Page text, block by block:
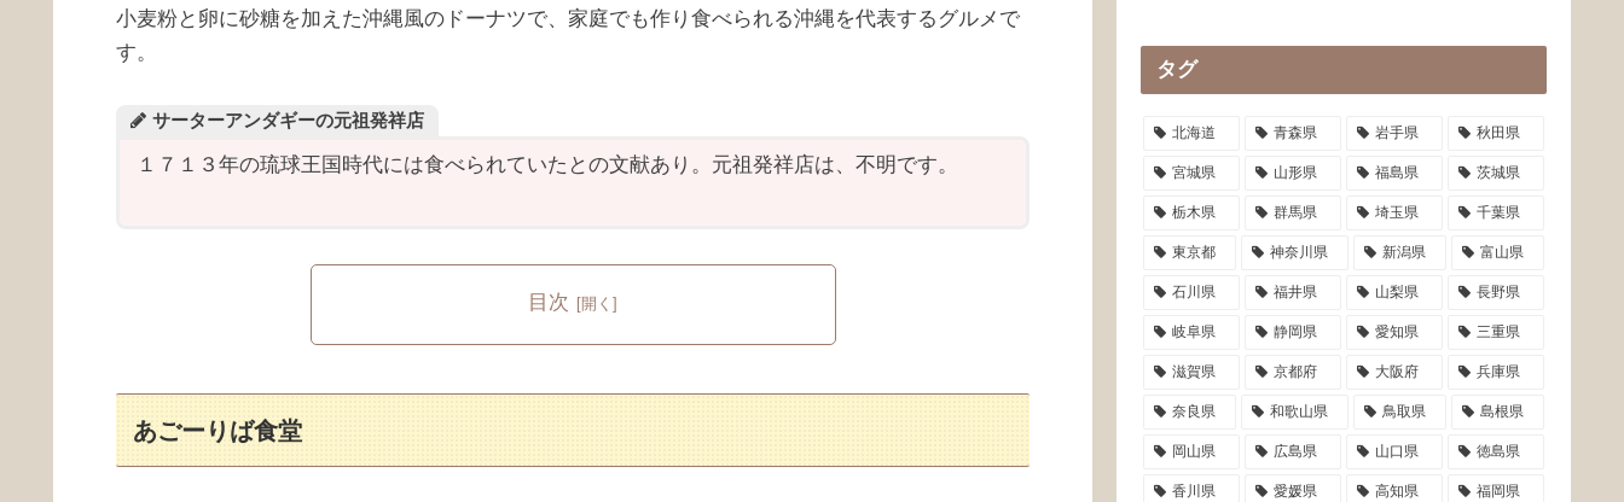
小麦粉と卵に砂糖を加えた沖縄風のドーナツで、家庭でも作り食べられる沖縄を代表するグルメで
す。
サーターアンダギーの元祖発祥店
１７１３年の琉球王国時代には食べられていたとの文献あり。元祖発祥店は、不明です。
目次
あごーりば食堂
タグ
北海道 青森県 岩手県 秋田県
宮城県 山形県 福島県 茨城県
栃木県 群馬県 埼玉県 千葉県
東京都 神奈川県 新潟県 富山県
石川県 福井県 山梨県 長野県
岐阜県 静岡県 愛知県 三重県
滋賀県 京都府 大阪府 兵庫県
奈良県 和歌山県 鳥取県 島根県
岡山県 広島県 山口県 徳島県
香川県 愛媛県 高知県 福岡県